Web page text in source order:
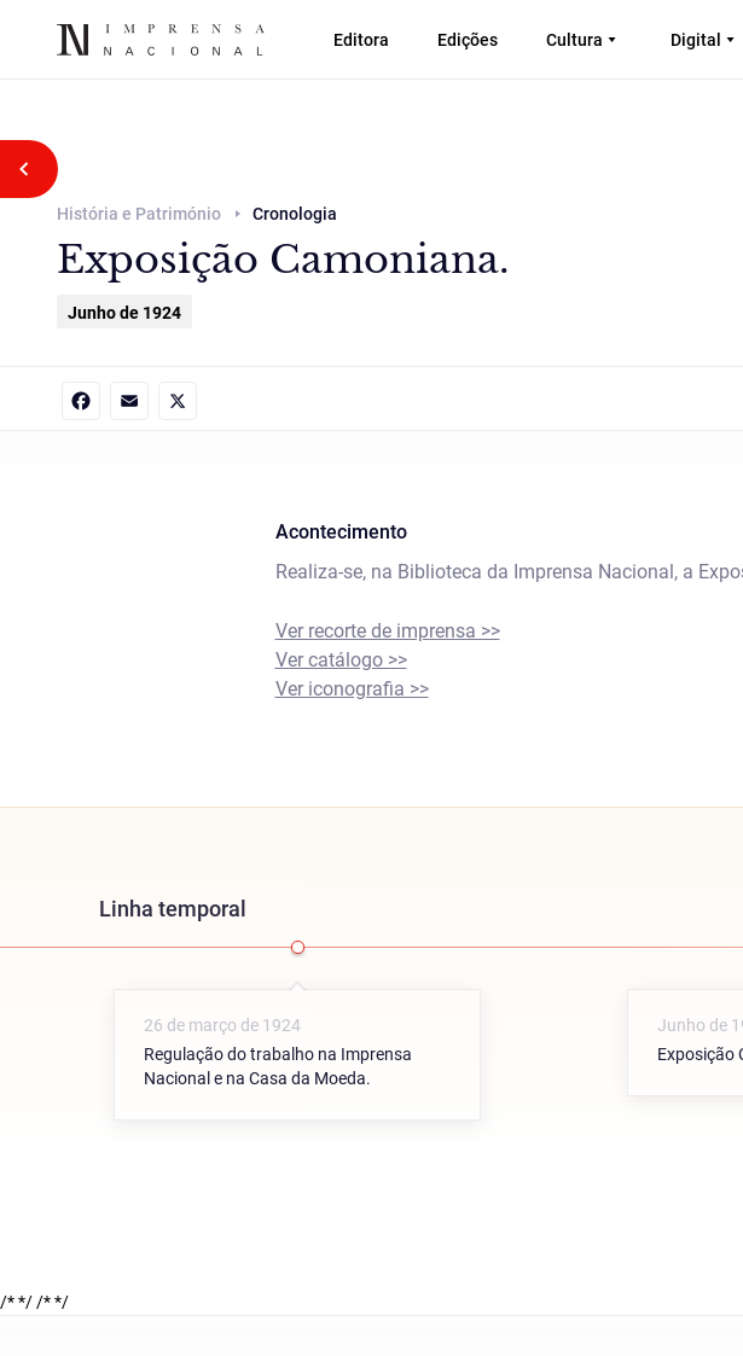
Editora Edições Cultura Digital
Voltar atrás
História e Património Cronologia
Exposição Camoniana.
Junho de 1924
Acontecimento
Realiza-se, na Biblioteca da Imprensa Nacional, a
Ver recorte de imprensa >>
Ver catálogo >>
Ver iconografia >>
Linha temporal
26 de março de 1924
Regulação do trabalho na Imprensa
Nacional e na Casa da Moeda.
Junho de
Exposição
/* *//* */